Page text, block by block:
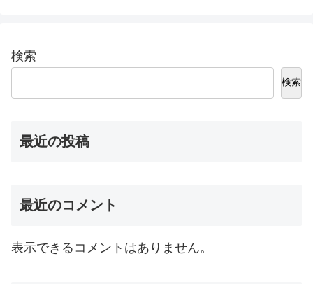
検索
検索
最近の投稿
最近のコメント
表示できるコメントはありません。